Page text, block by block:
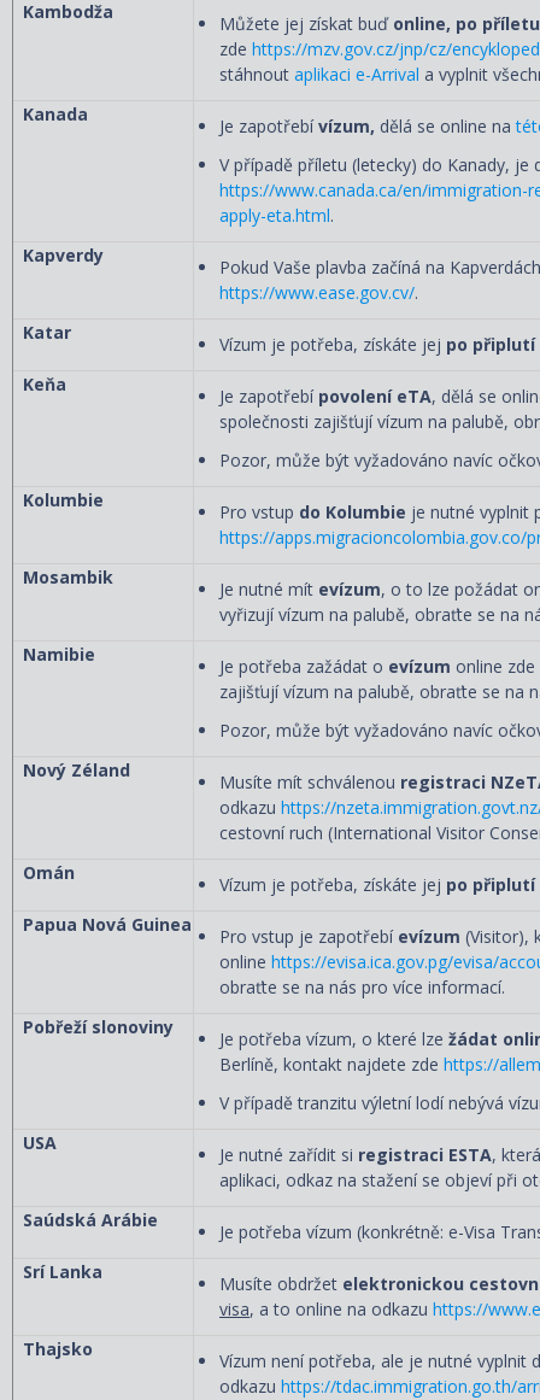
Kambodža
Můžete jej získat buď online, po příletu
zde https://mzv.gov.cz/jnp/cz/
stáhnout aplikaci e-Arrival a vyplnit
Kanada
Je zapotřebívízum, dělá se online na
V případě příletu (letecky) do Kanady, je
https://www.canada.ca/en/immigration-
apply-eta.html.
Kapverdy
Pokud Vaše plavba začíná na
https://www.ease.gov.cv/.
Katar
Vízum je potřeba, získáte jej po
Keňa
Je zapotřebí povolení eTA, dělá se
společnosti zajišťují vízum na palubě,
Pozor, může být vyžadováno navíc
Kolumbie
Pro vstup do Kolumbie je nutné vyplnit
https://apps.migracioncolombia.gov.co/
Mosambik
Je nutné mít evízum, o to lze požádat
vyřizují vízum na palubě, obraťte se na
Namibie
Je potřeba zažádat o evízum online zde
zajišťují vízum na palubě, obraťte se na
Pozor, může být vyžadováno navíc
Nový Zéland
Musíte mít schválenou registraci
odkazu https://
cestovní ruch (International Visitor
Omán
Vízum je potřeba, získáte jej po
Papua Nová Guinea
Pro vstup je zapotřebí evízum (Visitor),
online https://evisa.ica.gov.pg/evisa/
obraťte se na nás pro více informací.
Pobřeží slonoviny
Je potřeba vízum, o které lze žádat
Berlíně, kontakt najdete zde https://
V případě tranzitu výletní lodí nebývá
USA
Je nutné zařídit si registraci ESTA,
aplikaci, odkaz na stažení se objeví při
Saúdská Arábie
Je potřeba vízum (konkrétně: e-Visa
Srí Lanka
Musíte obdržet elektronickou
visa, a to online na odkazu https://
Thajsko
Vízum není potřeba, ale je nutné vyplnit
odkazu https://tdac.immigration.go.th/